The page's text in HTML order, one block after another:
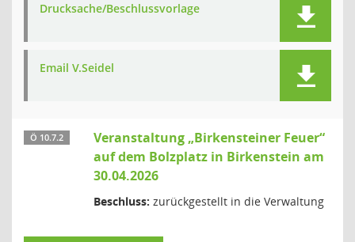
Drucksache/Beschlussvorlage
Email V.Seidel
Ö 10.7.2
Veranstaltung „Birkensteiner Feuer“
auf dem Bolzplatz in Birkenstein am
30.04.2026
Beschluss: zurückgestellt in die Verwaltung